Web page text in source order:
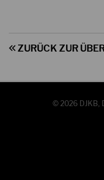
ZURÜCK ZUR
© 2026 DJKB,